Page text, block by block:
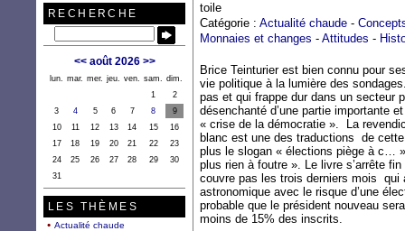
toile
Catégorie : Actualité chaude -
Monnaies et changes - Attitudes -
Brice Teinturier est bien connu pour
vie politique à la lumière des
pas et qui frappe dur dans un secteur
désenchanté d’une partie importante
« crise de la démocratie ». La
blanc est une des traductions de
plus le slogan « élections piège à c…
plus rien à foutre ». Le livre s’arrête
couvre pas les trois derniers mois qui
astronomique avec le risque d’une
probable que le président nouveau
moins de 15% des inscrits.
RECHERCHE
<< août 2026 >>
lun. mar. mer. jeu. ven. sam.
dim.
1
2
3
4 5 6 7 8
9
10
11 12 13 14 15
16
17
18 19 20 21 22
23
24
25 26 27 28 29
30
31
LES THÈMES
Actualité chaude